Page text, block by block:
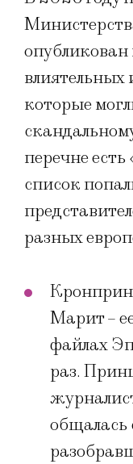
влиятельных
которые
перечне есть
список
разных
Марит –
файлах
раз.